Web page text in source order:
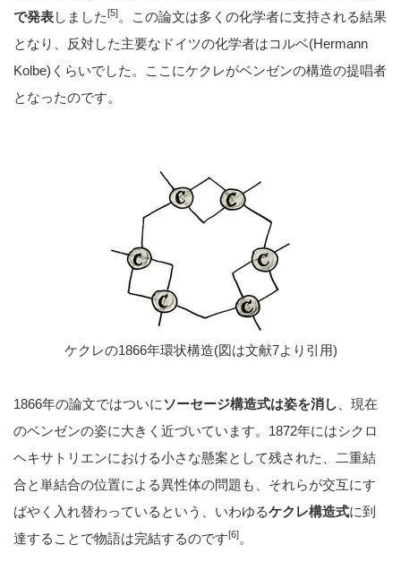
で発表しました [5] 。この論文は多くの化学者に支持される結果
となり、反対した主要なドイツの化学者はコルベ(Hermann
Kolbe)くらいでした。ここにケクレがベンゼンの構造の提唱者
となったのです。
ケクレの1866年環状構造(図は文献7より引用)
1866年の論文ではついに ソーセージ構造式は姿を消し 、現在
のベンゼンの姿に大きく近づいています。1872年にはシクロ
ヘキサトリエンにおける小さな懸案として残された、二重結
合と単結合の位置による異性体の問題も、それらが交互にす
ばやく入れ替わっているという、いわゆるケクレ構造式に到
達することで物語は完結するのです[6] 。